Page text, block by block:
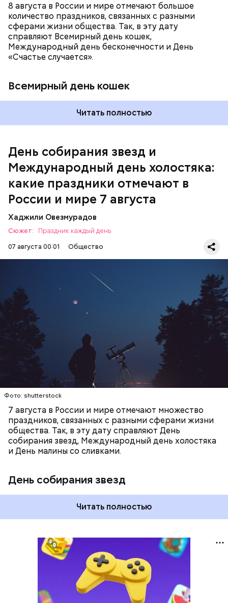
8 августа в России и мире отмечают большое
количество праздников, связанных с разными
сферами жизни общества. Так, в эту дату
справляют Всемирный день кошек,
Международный день бесконечности и День
«Счастье случается».
Всемирный день кошек
Читать полностью
День собирания звезд и
Международный день холостяка:
какие праздники отмечают в
России и мире 7 августа
Хаджили Овезмурадов
Сюжет:
Праздник каждый день
07 августа 00:01
Общество
Фото: shutterstock
7 августа в России и мире отмечают множество
праздников, связанных с разными сферами жизни
общества. Так, в эту дату справляют День
собирания звезд, Международный день холостяка
и День малины со сливками.
День собирания звезд
День собирания звезд учрежден в честь
метеорного потока Персеиды, который ежегодно
можно наблюдать в августе. Все любители
смотреть на звездопад 7 августа выезжают за
город — в местность, где нет светового
загрязнения и где можно невооруженным глазом
наблюдать за падающими звездами.
Международный день холостяка
Читать полностью
ЕДА ПРАЗДНИКИ
СЛАДОСТИ